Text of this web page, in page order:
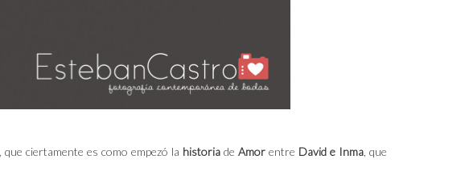
, que ciertamente es como empezó la historia de Amor entre David e Inma , que